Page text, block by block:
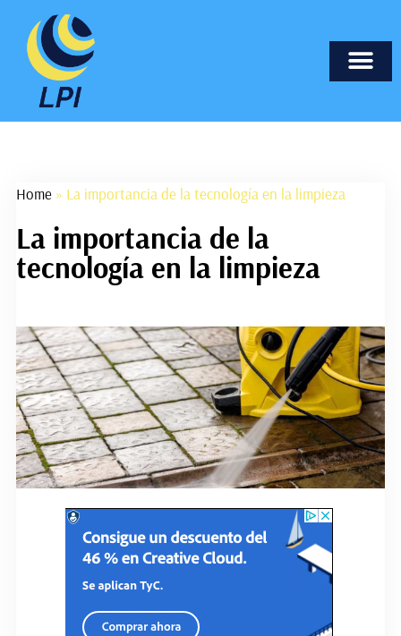
Home» La importancia de la tecnología en la limpieza
La importancia de la
tecnología en la limpieza